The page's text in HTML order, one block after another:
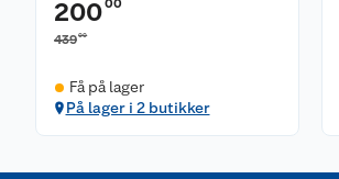
20000
43900
Få på lager
På lager i 2 butikker